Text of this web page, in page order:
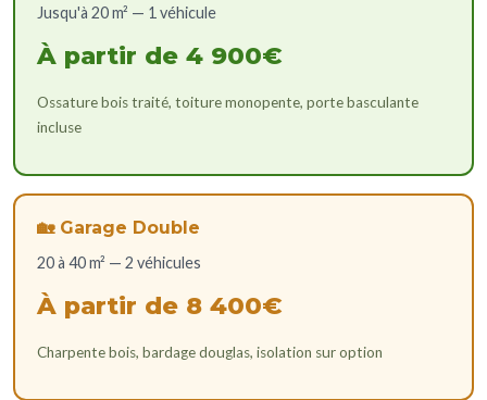
Jusqu'à 20 m² — 1 véhicule
À partir de 4 900€
Ossature bois traité, toiture monopente, porte basculante
incluse
🏡 Garage Double
20 à 40 m² — 2 véhicules
À partir de 8 400€
Charpente bois, bardage douglas, isolation sur option